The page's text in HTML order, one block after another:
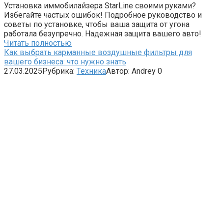
Установка иммобилайзера StarLine своими руками?
Избегайте частых ошибок! Подробное руководство и
советы по установке, чтобы ваша защита от угона
работала безупречно. Надежная защита вашего авто!
Читать полностью
Как выбрать карманные воздушные фильтры для
вашего бизнеса: что нужно знать
27.03.2025Рубрика: ТехникаАвтор: Andrey 0